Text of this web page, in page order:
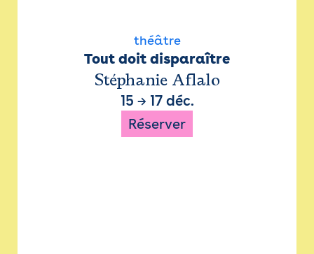
théâtre
Tout doit disparaître
Stéphanie Aflalo
15 → 17 déc.
Réserver